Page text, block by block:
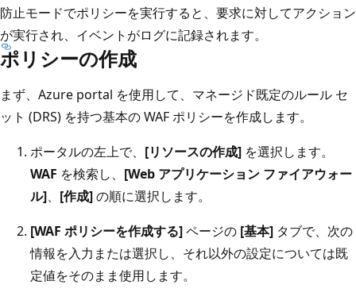
防止モードでポリシーを実行すると、要求に対してアクション
が実行され、イベントがログに記録されます。
ポリシーの作成
まず、Azure portal を使用して、マネージド既定のルール セ
ット (DRS) を持つ基本の WAF ポリシーを作成します。
ポータルの左上で、 [リソースの作成] を選択します。
WAF を検索し、 [Web アプリケーション ファイアウォー
ル]、 [作成]の順に選択します。
[WAF ポリシーを作成する]ページの [基本] タブで、次の
情報を入力または選択し、それ以外の設定については既
定値をそのまま使用します。